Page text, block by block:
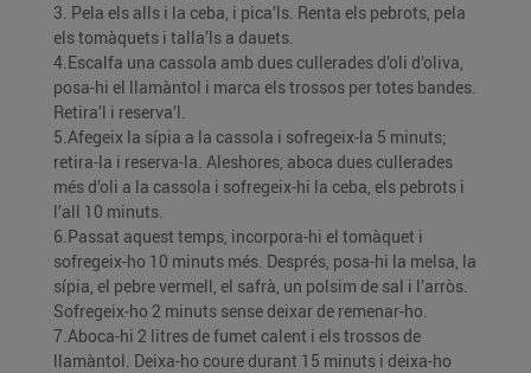
3. Pela els alls i la ceba, i pica’ls. Renta els pebrots, pela
els tomàquets i talla’ls a dauets.
4.Escalfa una cassola amb dues cullerades d’oli d’oliva,
posa-hi el llamàntol i marca els trossos per totes bandes.
Retira’l i reserva’l.
5.Afegeix la sípia a la cassola i sofregeix-la 5 minuts;
retira-la i reserva-la. Aleshores, aboca dues cullerades
més d’oli a la cassola i sofregeix-hi la ceba, els pebrots i
l’all 10 minuts.
6.Passat aquest temps, incorpora-hi el tomàquet i
sofregeix-ho 10 minuts més. Després, posa-hi la melsa, la
sípia, el pebre vermell, el safrà, un polsim de sal i l’arròs.
Sofregeix-ho 2 minuts sense deixar de remenar-ho.
7.Aboca-hi 2 litres de fumet calent i els trossos de
llamàntol. Deixa-ho coure durant 15 minuts i deixa-ho